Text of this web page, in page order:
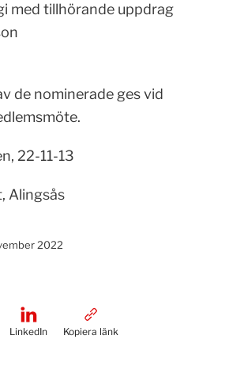
med tillhörande uppdrag
de nominerade ges vid
22-11-13
Alingsås
2022
LinkedIn Kopiera länk